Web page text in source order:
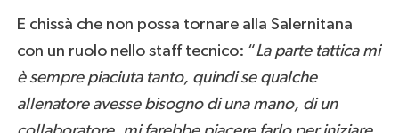
E chissà che non possa tornare alla Salernitana
con un ruolo nello staff tecnico: “La parte tattica mi
è sempre piaciuta tanto, quindi se qualche
allenatore avesse bisogno di una mano, di un